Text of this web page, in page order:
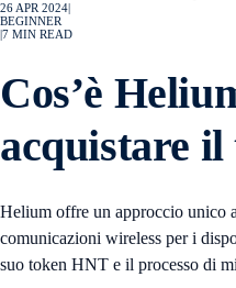
26 APR 2024
BEGINNER
7 MIN READ
Cos’è
acquistare
Helium offre un approccio unico
comunicazioni wireless per i
suo token HNT e il processo di